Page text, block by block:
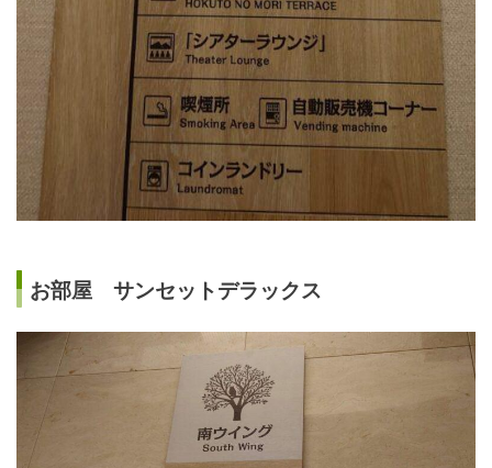
お部屋 サンセットデラックス